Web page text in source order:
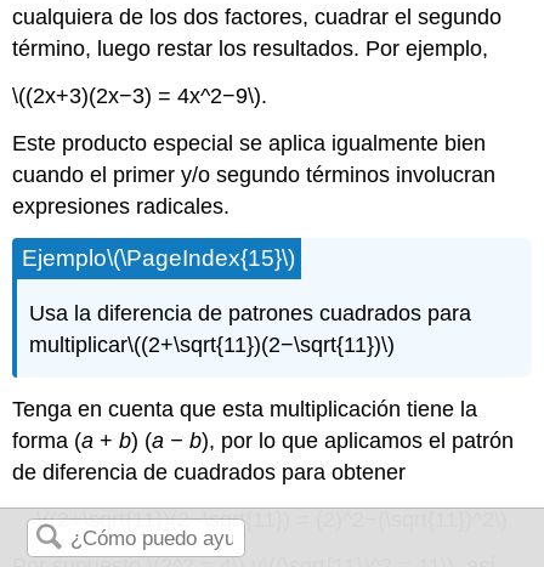
cualquiera de los dos factores, cuadrar el segundo
término, luego restar los resultados. Por ejemplo,
\((2x+3)(2x−3) = 4x^2−9\).
Este producto especial se aplica igualmente bien
cuando el primer y/o segundo términos involucran
expresiones radicales.
Ejemplo\(\PageIndex{15}\)
Usa la diferencia de patrones cuadrados para
multiplicar\((2+\sqrt{11})(2−\sqrt{11})\)
Tenga en cuenta que esta multiplicación tiene la
forma (a + b) (a − b), por lo que aplicamos el patrón
de diferencia de cuadrados para obtener
\((2+\sqrt{11})(2−\sqrt{11}) = (2)^2−(\sqrt{11})^2\)